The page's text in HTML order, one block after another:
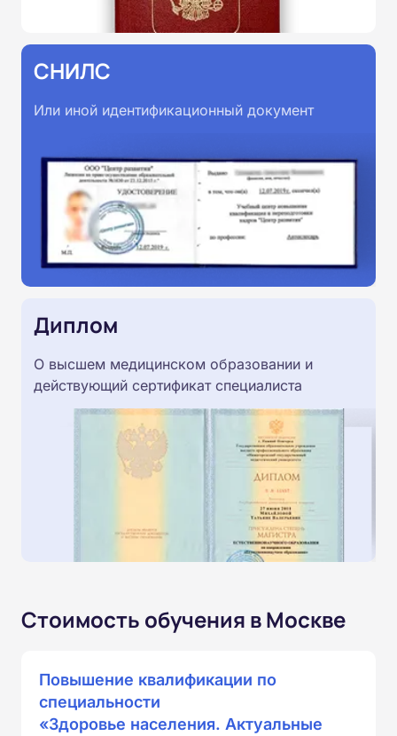
СНИЛС
Или иной идентификационный документ
Диплом
О высшем медицинском образовании и
действующий сертификат специалиста
Стоимость обучения в Москве
Повышение квалификации по
специальности
«Здоровье населения. Актуальные